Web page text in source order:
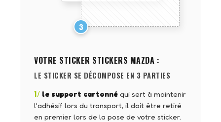
3
VOTRE STICKER STICKERS MAZDA :
LE STICKER SE DÉCOMPOSE EN 3 PARTIES
1/ le support cartonné qui sert à maintenir
l'adhésif lors du transport, il doit être retiré
en premier lors de la pose de votre sticker.